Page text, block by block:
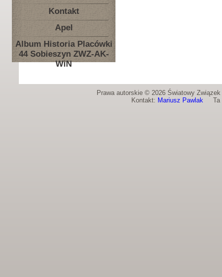
Kontakt
Apel
Album Historia Placówki
44 Sobieszyn ZWZ-AK-
WiN
Prawa autorskie © 2026 Światowy
Kontakt: Mariusz PawlakTa